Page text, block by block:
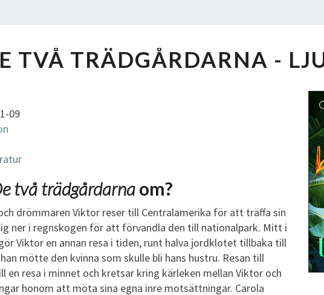
E
R
D
A
R
N
A
TVÅ TRÄDGÅRDARNA -
09
två trädgårdarnaom?
drömmaren Viktor reser till Centralamerika för att träffa sin
ner i regnskogen för att förvandla den till nationalpark. Mitt i
Viktor en annan resa i tiden, runt halva jordklotet tillbaka till
mötte den kvinna som skulle bli hans hustru. Resan till
en resa i minnet och kretsar kring kärleken mellan Viktor och
honom att möta sina egna inre motsättningar. Carola